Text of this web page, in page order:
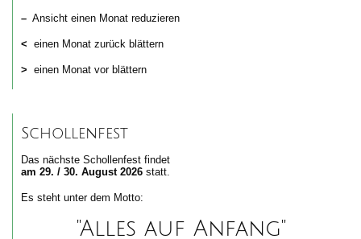
– Ansicht einen Monat reduzieren
< einen Monat zurück blättern
> einen Monat vor blättern
Schollenfest
Das nächste Schollenfest findet
am 29. / 30. August 2026 statt.
Es steht unter dem Motto:
"Alles auf Anfang"